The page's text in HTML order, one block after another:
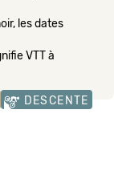
les dates
VTT à
DESCENTE